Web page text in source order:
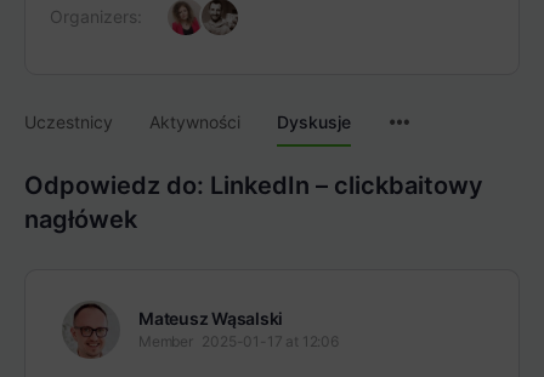
Organizers:
Uczestnicy Aktywności Dyskusje
Odpowiedz do: LinkedIn – clickbaitowy
nagłówek
Mateusz Wąsalski
Member 2025-01-17 at 12:06